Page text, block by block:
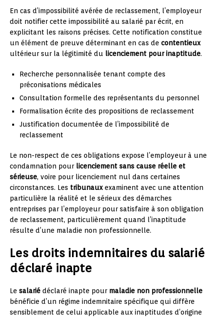
En cas d’impossibilité avérée de reclassement, l’employeur
doit notifier cette impossibilité au salarié par écrit, en
explicitant les raisons précises. Cette notification constitue
un élément de preuve déterminant en cas de contentieux
ultérieur sur la légitimité du licenciement pour inaptitude.
Recherche personnalisée tenant compte des
préconisations médicales
Consultation formelle des représentants du personnel
Formalisation écrite des propositions de reclassement
Justification documentée de l’impossibilité de
reclassement
Le non-respect de ces obligations expose l’employeur à une
condamnation pour licenciement sans cause réelle et
sérieuse, voire pour licenciement nul dans certaines
circonstances. Les tribunauxexaminent avec une attention
particulière la réalité et le sérieux des démarches
entreprises par l’employeur pour satisfaire à son obligation
de reclassement, particulièrement quand l’inaptitude
résulte d’une maladie non professionnelle.
Les droits indemnitaires du salarié
déclaré inapte
Le salarié déclaré inapte pour maladie non professionnelle
bénéficie d’un régime indemnitaire spécifique qui diffère
sensiblement de celui applicable aux inaptitudes d’origine